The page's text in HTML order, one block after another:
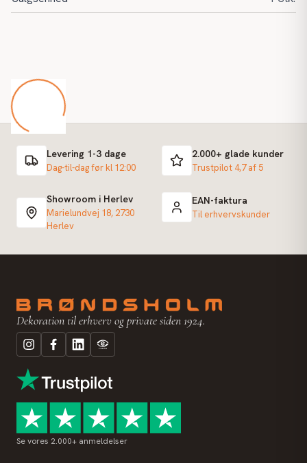
Levering 1-3 dage
Dag-til-dag før kl 12:00
2.000+ glade kunder
Trustpilot 4,7 af 5
Showroom i Herlev
Marielundvej 18, 2730
Herlev
EAN-faktura
Til erhvervskunder
Dekoration til erhverv og private siden 1924.
Se vores 2.000+ anmeldelser